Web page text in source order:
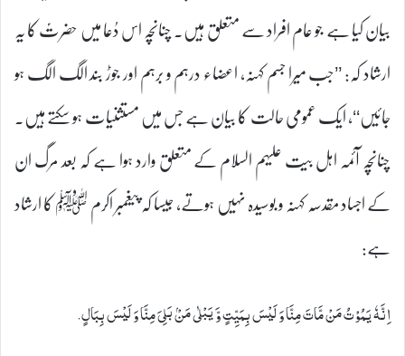
بیان کیا ہے جو عام افراد سے متعلق ہیں۔ چنانچہ اس دُعا میں حضرتؑ کا یہ
ارشاد کہ: ’’جب میرا جسم کہنہ، اعضاء درہم و برہم اور جوڑ بند الگ الگ ہو
جائیں‘‘، ایک عمومی حالت کا بیان ہے جس میں مستثنیات ہو سکتے ہیں۔
چنانچہ آئمہ اہل بیت علیہم السلام کے متعلق وارد ہوا ہے کہ بعد مرگ ان
کے اجساد مقدسہ کہنہ و بوسیدہ نہیں ہوتے، جیسا کہ پیغمبر اکرم ﷺ کا ارشاد
ہے:
اِنَّهٗ يَمُوْتُ مَنْ مَّاتَ مِنَّا وَ لَيْسَ بِمَيِّتٍ وَّ يَبْلٰى مَنْۢ بَلِیَ مِنَّا وَ لَيْسَ بِبَالٍ.